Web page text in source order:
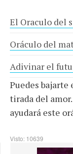
El Oraculo del
Oráculo del
Adivinar el
Puedes bajarte
tirada del amor.
ayudará este
Visto: 10639